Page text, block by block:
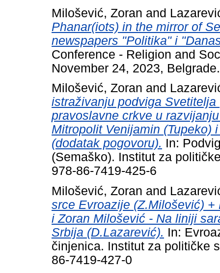
Milošević, Zoran and
Phanar(iots) in the mirror of
newspapers "Politika" i
Conference - Religion and
November 24, 2023, Belgrade.
Milošević, Zoran and
istraživanju podviga
pravoslavne crkve u
Mitropolit Venijamin (Tupeko)
(dodatak pogovoru). In:
(Semaško). Institut za
978-86-7419-425-6
Milošević, Zoran and
srce Evroazije (Z.Milošević)
i Zoran Milošević - Na liniji
Srbija (D.Lazarević). In:
činjenica. Institut za političke
86-7419-427-0